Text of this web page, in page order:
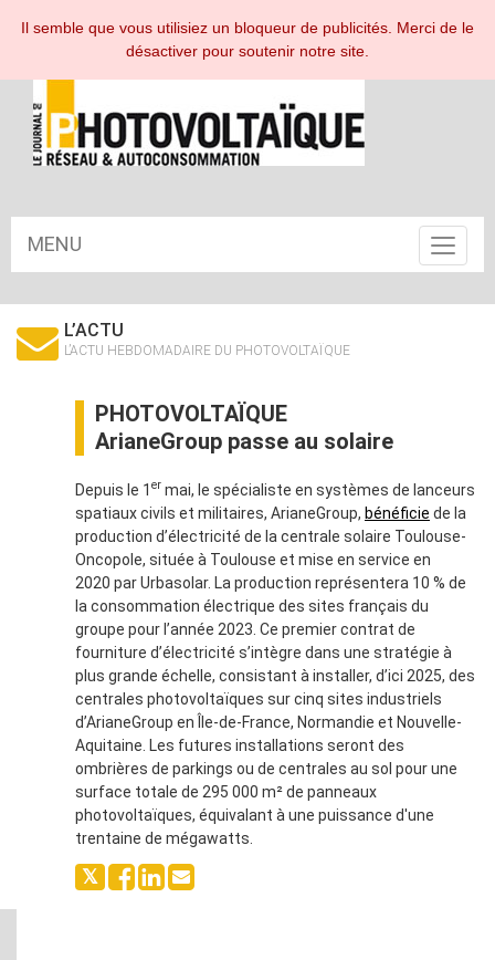
ESPACE ABONNÉ
MENU
Toggle
L’ACTU
L’ACTU HEBDOMADAIRE DU PHOTOVOLTAÏQUE
PHOTOVOLTAÏQUE
ArianeGroup passe au solaire
Depuis le 1 er mai, le spécialiste en systèmes de lanceurs
spatiaux civils et militaires, ArianeGroup, bénéficie de la
production d’électricité de la centrale solaire Toulouse-
Oncopole, située à Toulouse et mise en service en
2020 par Urbasolar. La production représentera 10 % de
la consommation électrique des sites français du
groupe pour l’année 2023. Ce premier contrat de
fourniture d’électricité s’intègre dans une stratégie à
plus grande échelle, consistant à installer, d’ici 2025, des
centrales photovoltaïques sur cinq sites industriels
d’ArianeGroup en Île-de-France, Normandie et Nouvelle-
Aquitaine. Les futures installations seront des
ombrières de parkings ou de centrales au sol pour une
surface totale de 295 000 m² de panneaux
photovoltaïques, équivalant à une puissance d'une
trentaine de mégawatts.
Il semble que vous utilisiez un bloqueur de publicités. Merci de le
désactiver pour soutenir notre site.